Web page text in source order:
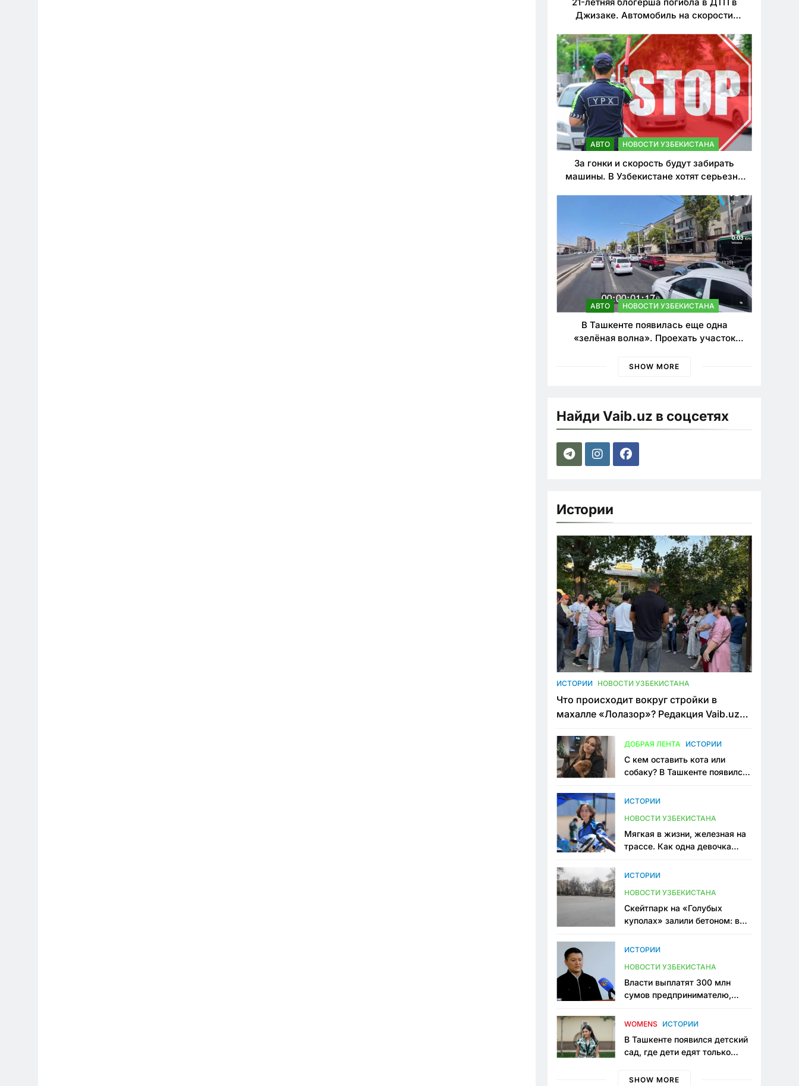
21-летняя блогерша погибла в ДТП в
Джизаке. Автомобиль на скорости
АВТО НОВОСТИ УЗБЕКИСТАНА
За гонки и скорость будут забирать
машины. В Узбекистане хотят серьезно
АВТО НОВОСТИ УЗБЕКИСТАНА
В Ташкенте появилась еще одна
«зелёная волна». Проехать участок
SHOW MORE
Найди Vaib.uz в соцсетях
Истории
ИСТОРИИ НОВОСТИ УЗБЕКИСТАНА
Что происходит вокруг стройки в
махалле «Лолазор»? Редакция Vaib.uz
конфликта
ДОБРАЯ ЛЕНТА ИСТОРИИ
С кем оставить кота или
собаку? В Ташкенте появился
ИСТОРИИ
НОВОСТИ УЗБЕКИСТАНА
Мягкая в жизни, железная на
трассе. Как одна девочка
Узбекистане
ИСТОРИИ
НОВОСТИ УЗБЕКИСТАНА
Скейтпарк на «Голубых
куполах» залили бетоном: в
одно общественное
ИСТОРИИ
НОВОСТИ УЗБЕКИСТАНА
Власти выплатят 300 млн
сумов предпринимателю,
тюрьме по незаконному
WOMENS ИСТОРИИ
В Ташкенте появился детский
сад, где дети едят только
мама, которая устала просить
SHOW MORE